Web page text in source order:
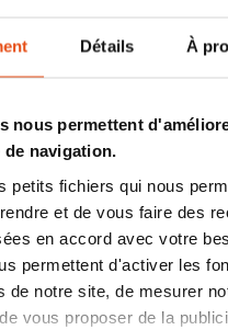
Détails À
nous permettent
de navigation.
petits fichiers qui nous
et de vous faire des
en accord avec votre
permettent d'activer les
de notre site, de mesurer
vous proposer de la
5 clés identiques